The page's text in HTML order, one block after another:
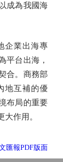
成為我國海
業出海專
平台出海，
合。商務部
地互補的優
布局的重要
作用。
匯報PDF版面